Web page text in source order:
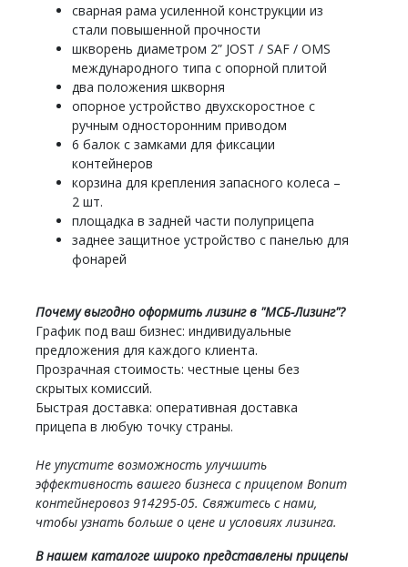
сварная рама усиленной конструкции из
стали повышенной прочности
шкворень диаметром 2” JOST / SAF / OMS
международного типа с опорной плитой
два положения шкворня
опорное устройство двухскоростное с
ручным односторонним приводом
6 балок с замками для фиксации
контейнеров
корзина для крепления запасного колеса –
2 шт.
площадка в задней части полуприцепа
заднее защитное устройство с панелью для
фонарей
Почему выгодно оформить лизинг в "МСБ-Лизинг"?
График под ваш бизнес: индивидуальные
предложения для каждого клиента.
Прозрачная стоимость: честные цены без
скрытых комиссий.
Быстрая доставка: оперативная доставка
прицепа в любую точку страны.
Не упустите возможность улучшить
эффективность вашего бизнеса с прицепом Bonum
контейнеровоз 914295-05. Свяжитесь с нами,
чтобы узнать больше о цене и условиях лизинга.
В нашем каталоге широко представлены прицепы